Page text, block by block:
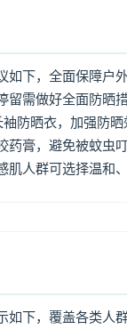
下，全面保障户外
需做好全面防晒
防晒衣，加强防
膏，避免被蚊虫
人群可选择温和
下，覆盖各类人群